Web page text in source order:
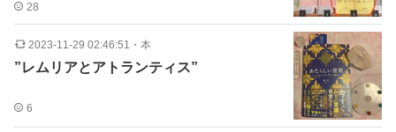
28
2023-11-29 02:46:51 ・ 本
”レムリアとアトランティス”
6